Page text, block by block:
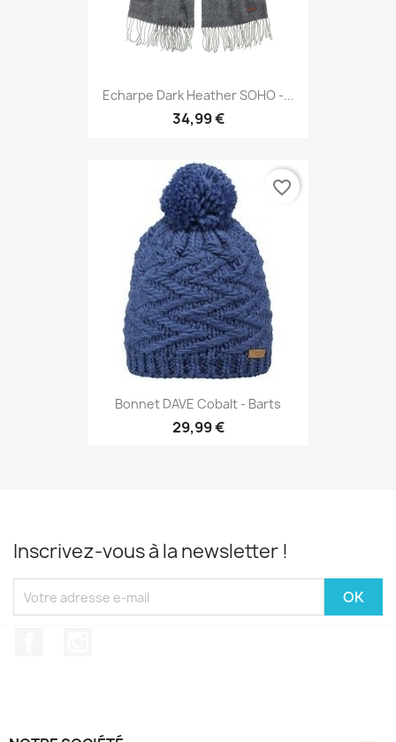
Echarpe Dark Heather SOHO -...
34,99 €
Bonnet DAVE Cobalt - Barts
29,99 €
favorite_border
Inscrivez-vous à la newsletter !